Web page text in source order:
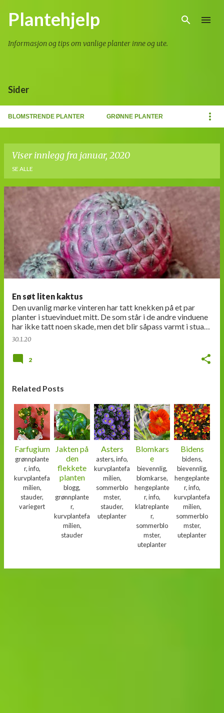
Gå til hovedinnhold
Plantehjelp
Informasjon og tips om vanlige planter inne og ute.
Sider
BLOMSTRENDE PLANTER GRØNNE PLANTER
Viser innlegg fra januar, 2020
SE ALLE
n
e
g
En søt liten kaktus
Den uvanlig mørke vinteren har tatt knekken på et par
planter i stuevinduet mitt. De som står i de andre vinduene
har ikke tatt noen skade, men det blir såpass varmt i stua
at plantene vil vokse. Nå…
30.1.20
2
Related Posts
Farfugium
grønnplante
r, info,
kurvplantefa
milien,
stauder,
variegert
Jakten på
den
flekkete
planten
blogg,
grønnplante
r,
kurvplantefa
milien,
stauder
Asters
asters, info,
kurvplantefa
milien,
sommerblo
mster,
stauder,
uteplanter
Blomkars
e
bievennlig,
blomkarse,
hengeplante
r, info,
klatreplante
r,
sommerblo
mster,
uteplanter
Bidens
bidens,
bievennlig,
hengeplante
r, info,
kurvplantefa
milien,
sommerblo
mster,
uteplanter